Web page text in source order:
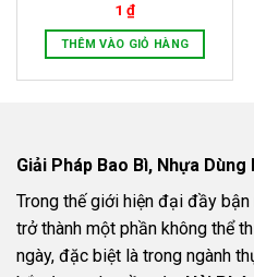
1 ₫
THÊM VÀO GIỎ HÀNG
Giải Pháp Bao Bì, Nhựa
Trong thế giới hiện đại đầy
trở thành một phần không thể
ngày, đặc biệt là trong ngành